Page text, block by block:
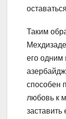
Таким
его одним
способен
любовь к
заставить